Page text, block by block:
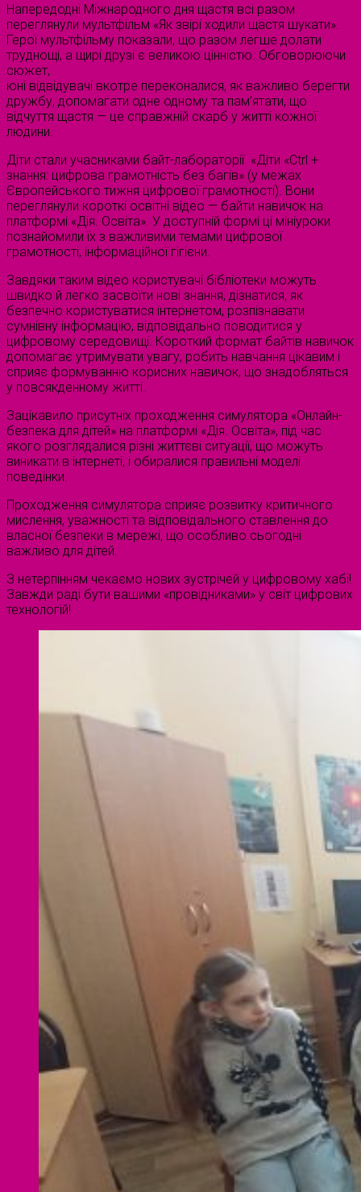
Напередодні Міжнародного дня щастя всі разом
переглянули мультфільм «Як звірі ходили щастя шукати».
Герої мультфільму показали, що разом легше долати
труднощі, а щирі друзі є великою цінністю. Обговорюючи
сюжет,
юні відвідувачі вкотре переконалися, як важливо берегти
дружбу, допомагати одне одному та пам’ятати, що
відчуття щастя — це справжній скарб у житті кожної
людини.
Діти стали учасниками байт-лабораторії «Діти «Ctrl +
знання: цифрова грамотність без багів» (у межах
Європейського тижня цифрової грамотності). Вони
переглянули короткі освітні відео — байти навичок на
платформі «Дія. Освіта». У доступній формі ці мініуроки
познайомили їх з важливими темами цифрової
грамотності, інформаційної гігієни.
Завдяки таким відео користувачі бібліотеки можуть
швидко й легко засвоїти нові знання, дізнатися, як
безпечно користуватися інтернетом, розпізнавати
сумнівну інформацію, відповідально поводитися у
цифровому середовищі. Короткий формат байтів навичок
допомагає утримувати увагу, робить навчання цікавим і
сприяє формуванню корисних навичок, що знадобляться
у повсякденному житті.
Зацікавило присутніх проходження симулятора «Онлайн-
безпека для дітей» на платформі «Дія. Освіта», під час
якого розглядалися різні життєві ситуації, що можуть
виникати в інтернеті, і обиралися правильні моделі
поведінки.
Проходження симулятора сприяє розвитку критичного
мислення, уважності та відповідального ставлення до
власної безпеки в мережі, що особливо сьогодні
важливо для дітей.
З нетерпінням чекаємо нових зустрічей у цифровому хабі!
Завжди раді бути вашими «провідниками» у світ цифрових
технологій!